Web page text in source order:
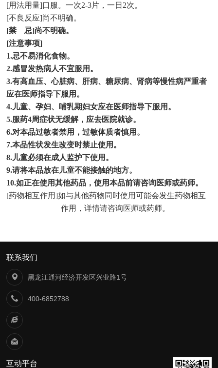
[用法用量]口服。一次2-3片，一日 2次。
[不良反应]尚不明确。
[禁 忌]尚不明确。
[注意事项]
1.忌不易消化食物。
2.感冒发热病人不宜服用。
3.有高血压、心脏病、肝病、糖尿病、肾病等慢性病严重者
应在医师指导下服用。
4.儿童、孕妇、哺乳期妇女应在医师指导下服用。
5.服药4周症状无缓解，应去医院就诊。
6.对本品过敏者禁用，过敏体质者慎用。
7.本品性状发生改变时禁止使用。
8.儿童必须在成人监护下使用。
9.请将本品放在儿童不能接触的地方。
10.如正在使用其他药品，使用本品前请咨询医师或药师。
[药物相互作用]如与其他药物同时使用可能会发生药物相互
作用，详情请咨询医师或药师。
联系我们
黑龙江通河经济开发区兴业路1号
400-6852788
互动平台